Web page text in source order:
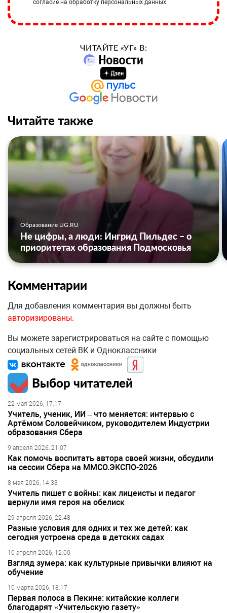
согласие на обработку персональных данных
ЧИТАЙТЕ «УГ» В:
Читайте также
Образование UG.RU
Не цифры, а люди: Ингрид Пильдес – о
приоритетах образования Подмосковья
Комментарии
Для добавления комментария вы должны быть
авторизированы.
Вы можете зарегистрироваться на сайте с помощью
социальных сетей ВК и Одноклассники
Выбор читателей
22 мая 2026, 17:17
Учитель, ученик, ИИ – что меняется: интервью с
Артёмом Соловейчиком, руководителем Индустрии
образования Сбера
9 апреля 2026, 21:07
Как помочь воспитать автора своей жизни, обсудили
на сессии Сбера на ММСО.ЭКСПО-2026
8 мая 2026, 14:33
Учитель пишет с войны: как лицеисты и педагог
вернули имя героя на обелиск
29 апреля 2026, 22:48
Разные условия для одних и тех же детей: как
сегодня устроена среда в детских садах
10 апреля 2026, 12:00
Взгляд зумера: как культурные привычки влияют на
обучение
10 марта 2026, 18:17
Первая полоса в Пекине: китайские коллеги
благодарят «Учительскую газету»